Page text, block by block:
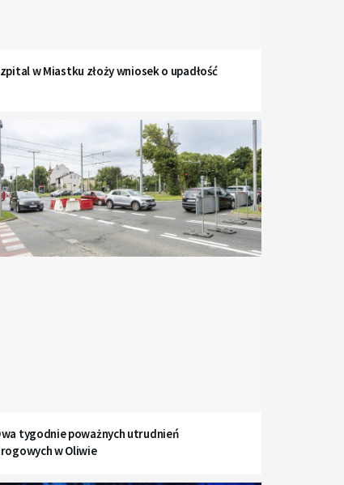
w Miastku złoży wniosek o upadłość
tygodnie poważnych utrudnień
w Oliwie